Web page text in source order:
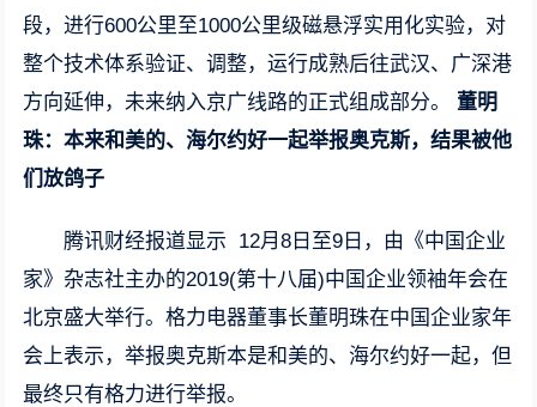
段，进行600公里至1000公里级磁悬浮实用化实验，对
整个技术体系验证、调整，运行成熟后往武汉、广深港
方向延伸，未来纳入京广线路的正式组成部分。 董明
珠：本来和美的、海尔约好一起举报奥克斯，结果被他
们放鸽子
腾讯财经报道显示 12月8日至9日，由《中国企业
家》杂志社主办的2019(第十八届)中国企业领袖年会在
北京盛大举行。格力电器董事长董明珠在中国企业家年
会上表示，举报奥克斯本是和美的、海尔约好一起，但
最终只有格力进行举报。